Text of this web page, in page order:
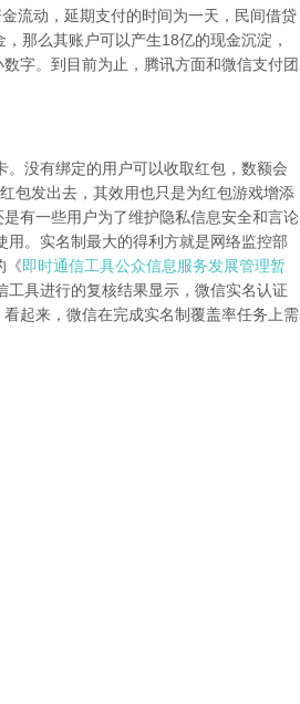
动，延期支付的时间为一天，民间借贷
那么其账户可以产生18亿的现金沉淀，
字。到目前为止，腾讯方面和微信支付团
没有绑定的用户可以收取红包，数额会
包发出去，其效用也只是为红包游戏增添
有一些用户为了维护隐私信息安全和言论
用。实名制最大的得利方就是网络监控部
《即时通信工具公众信息服务发展管理暂
具进行的复核结果显示，微信实名认证
起来，微信在完成实名制覆盖率任务上需